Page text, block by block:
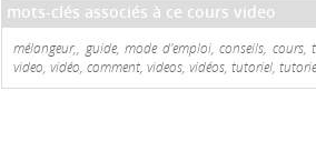
mots-clés associés à ce cours video
mélangeur,, guide, mode d'emploi, conseils, cours,
video, vidéo, comment, videos, vidéos, tutoriel,